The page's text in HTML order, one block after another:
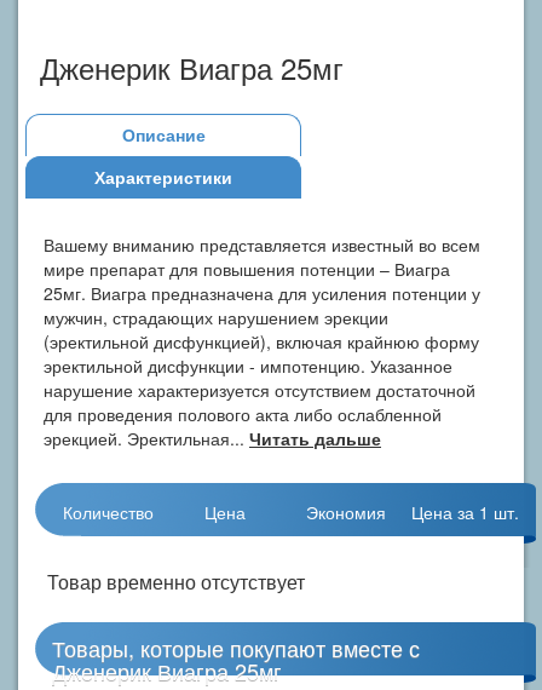
Дженерик Виагра 25мг
Описание
Характеристики
Вашему вниманию представляется известный во всем
мире препарат для повышения потенции – Виагра
25мг. Виагра предназначена для усиления потенции у
мужчин, страдающих нарушением эрекции
(эректильной дисфункцией), включая крайнюю форму
эректильной дисфункции - импотенцию. Указанное
нарушение характеризуется отсутствием достаточной
для проведения полового акта либо ослабленной
эрекцией. Эректильная... Читать дальше
Количество Цена Экономия Цена за 1 шт.
Товар временно отсутствует
Товары, которые покупают вместе с
Дженерик Виагра 25мг